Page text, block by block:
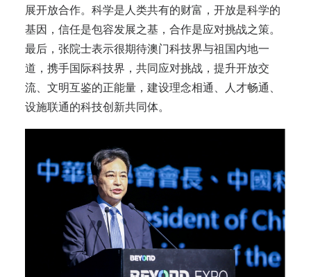
展开放合作。科学是人类共有的财富，开放是科学的
基因，信任是包容发展之基，合作是应对挑战之策。
最后，张院士表示很期待澳门科技界与祖国内地一
道，携手国际科技界，共同应对挑战，提升开放交
流、文明互鉴的正能量，建设理念相通、人才畅通、
设施联通的科技创新共同体。